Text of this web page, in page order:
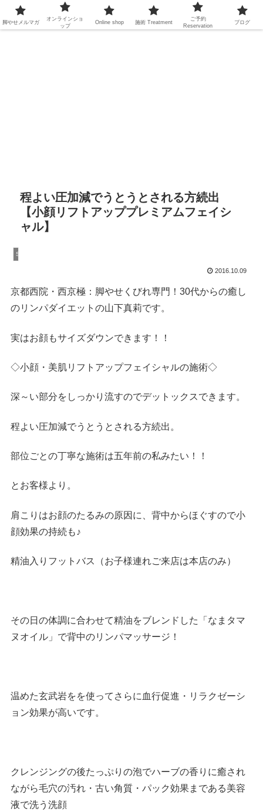
程よい圧加減でうとうとされる方続出
【小顔リフトアッププレミアムフェイシ
ャル】
Spa
2016.10.09
京都西院・西京極：脚やせくびれ専門！30代からの癒し
のリンパダイエットの山下真莉です。
実はお顔もサイズダウンできます！！
◇小顔・美肌リフトアップフェイシャルの施術◇
深～い部分をしっかり流すのでデットックスできます。
程よい圧加減でうとうとされる方続出。
部位ごとの丁寧な施術は五年前の私みたい！！
とお客様より。
肩こりはお顔のたるみの原因に、背中からほぐすので小
顔効果の持続も♪
精油入りフットバス（お子様連れご来店は本店のみ）
その日の体調に合わせて精油をブレンドした「なまタマ
ヌオイル」で背中のリンパマッサージ！
温めた玄武岩をを使ってさらに血行促進・リラクゼーシ
ョン効果が高いです。
クレンジングの後たっぷりの泡でハーブの香りに癒され
ながら毛穴の汚れ・古い角質・パック効果まである美容
液で洗う洗顔
脚やせメルマガ
オンラインショ
ップ
Online shop 施術Treatment
ご予約
Reservation
ブログ